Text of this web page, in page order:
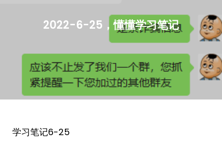
2022-6-25，懂懂学习笔记
学习笔记6-25